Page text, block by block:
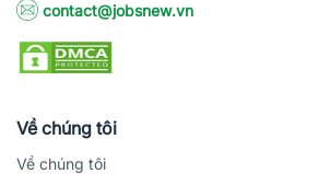
contact@jobsnew.vn
Về chúng tôi
Về chúng tôi